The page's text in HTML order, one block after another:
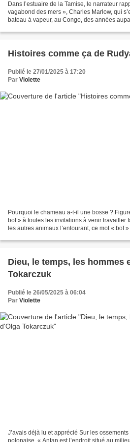
Dans l’estuaire de la Tamise, le narrateur
vagabond des mers », Charles Marlow, qui
bateau à vapeur, au Congo, des années
Histoires comme ça de
Publié le 27/01/2025 à 17:20
Par Violette
Pourquoi le chameau a-t-il une bosse ?
bof » à toutes les invitations à venir travailler
les autres animaux l’entourant, ce mot « bof »
Dieu, le temps, les hommes
Tokarczuk
Publié le 26/05/2025 à 06:04
Par Violette
J’avais déjà lu et apprécié Sur les
polonaise. « Antan est l’endroit situé au